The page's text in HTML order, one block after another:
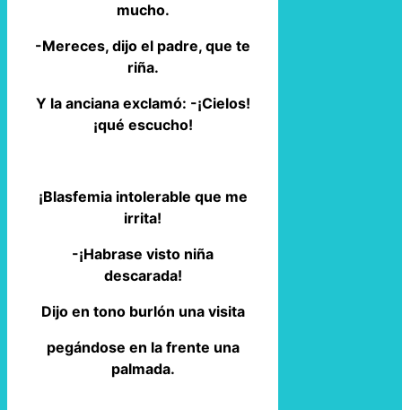
mucho.
-Mereces, dijo el padre, que te
riña.
Y la anciana exclamó: -¡Cielos!
¡qué escucho!
¡Blasfemia intolerable que me
irrita!
-¡Habrase visto niña
descarada!
Dijo en tono burlón una visita
pegándose en la frente una
palmada.